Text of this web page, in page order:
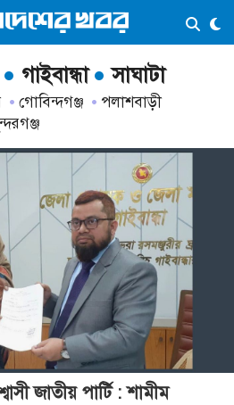
×
গাইবান্ধা সাঘাটা
গোবিন্দগঞ্জ
পলাশবাড়ী
জাতীয় পার্টি : শামীম